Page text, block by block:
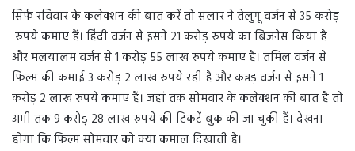
सिर्फ रविवार के कलेक्शन की बात करें तो सलार ने तेलुगू वर्जन से 35 करोड़
रुपये कमाए हैं। हिंदी वर्जन से इसने 21 करोड़ रुपये का बिजनेस किया है
और मलयालम वर्जन से 1 करोड़ 55 लाख रुपये कमाए हैं। तमिल वर्जन से
फिल्म की कमाई 3 करोड़ 2 लाख रुपये रही है और कन्नड़ वर्जन से इसने 1
करोड़ 2 लाख रुपये कमाए हैं। जहां तक सोमवार के कलेक्शन की बात है तो
अभी तक 9 करोड़ 28 लाख रुपये की टिकटें बुक की जा चुकी हैं। देखना
होगा कि फिल्म सोमवार को क्या कमाल दिखाती है।